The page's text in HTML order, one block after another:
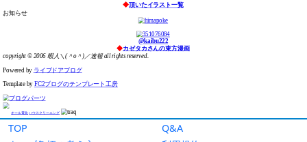
TOP
Q&A